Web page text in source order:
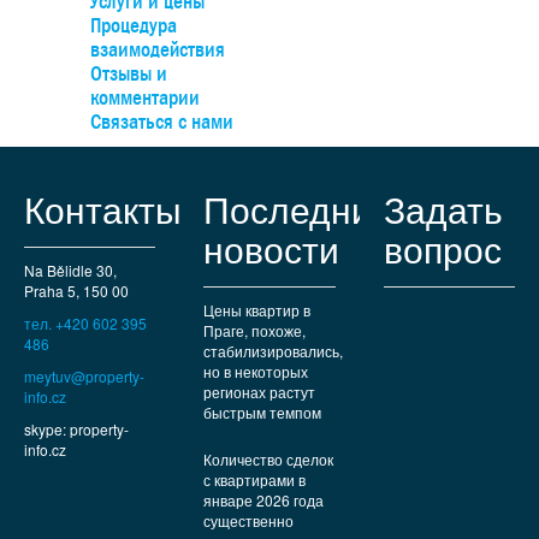
площади. Пос.Пругонице уже давно является одним из
востребованных жилых районов недалеко от Праги. В
есть все необходимые коммунальные услуги – от
кафе и магазинов до международных школ и
учреждений. Хорошая транспортная доступность
находятся Пругоницкий парк и Дендрологический сад.
Процедура
взаимодействия
Отзывы и
комментарии
Связаться с нами
Контакты
Na Bělidle 30,
Praha 5, 150 00
тел. +420 602 395
486
meytuv@property-
info.cz
skype: property-
info.cz
Последние
новости
Цены квартир в
Праге, похоже,
стабилизировались,
но в некоторых
регионах растут
быстрым темпом
Количество сделок
с квартирами в
январе 2026 года
существенно
Задать
вопрос